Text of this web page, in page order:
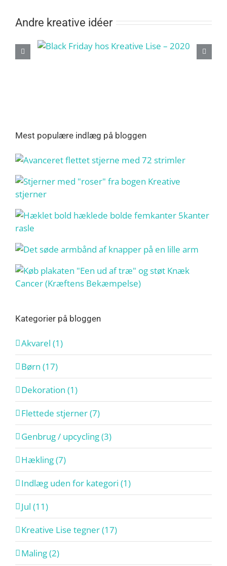
Andre kreative idéer
Mest populære indlæg på bloggen
Kategorier på bloggen
Akvarel (1)
Børn (17)
Dekoration (1)
Flettede stjerner (7)
Genbrug / upcycling (3)
Hækling (7)
Indlæg uden for kategori (1)
Jul (11)
Kreative Lise tegner (17)
Maling (2)